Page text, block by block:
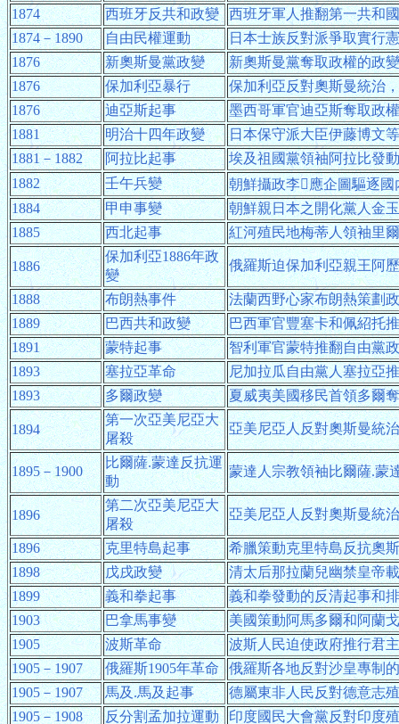
1874
西班牙反共和政變
西班牙軍人推翻第一共和
1874－1890
自由民權運動
日本士族反對派爭取實行
1876
新奧斯曼黨政變
新奧斯曼黨奪取政權的政變
1876
保加利亞暴行
保加利亞反對奧斯曼統治
1876
迪亞斯起事
墨西哥軍官迪亞斯奪取政
1881
明治十四年政變
日本保守派大臣伊藤博文
1881－1882
阿拉比起事
埃及祖國黨領袖阿拉比發
1882
壬午兵變
朝鮮攝政李應企圖驅逐
1884
甲申事變
朝鮮親日本之開化黨人金
1885
西北起事 紅河殖民地梅蒂人領袖里
1886
保加利亞1886年政
變
俄羅斯迫保加利亞親王阿
1888 布朗熱事件
法蘭西野心家布朗熱策劃
1889
巴西共和政變
巴西軍官豐塞卡和佩紹托
1891
蒙特起事
智利軍官蒙特推翻自由黨
1893
塞拉亞革命
尼加拉瓜自由黨人塞拉亞
1893
多爾政變 夏威夷美國移民首領多爾
1894
第一次亞美尼亞大
屠殺
亞美尼亞人反對奧斯曼統
1895－1900
比爾薩.蒙達反抗運
動
蒙達人宗教領袖比爾薩.蒙
1896
第二次亞美尼亞大
屠殺
亞美尼亞人反對奧斯曼統
1896 克里特島起事
希臘策動克里特島反抗奧
1898
戊戌政變
清太后那拉蘭兒幽禁皇帝
1899
義和拳起事
義和拳發動的反清起事和
1903
巴拿馬事變
美國策動阿馬多爾和阿蘭
1905
波斯革命
波斯人民迫使政府推行君
1905－1907
俄羅斯1905年革命
俄羅斯各地反對沙皇專制
1905－1907
馬及.馬及起事
德屬東非人民反對德意志
1905－1908
反分割孟加拉運動
印度國民大會黨反對印度